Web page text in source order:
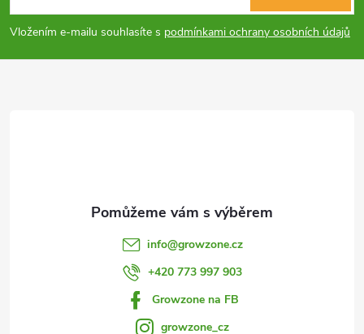
p
a
Vložením e-mailu souhlasíte s podmínkami ochrany osobních údajů
info@growzone.cz
+420 773 997 903
Growzone na FB
growzone_cz